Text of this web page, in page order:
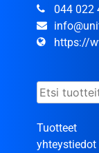
044 022
https://
Etsi:
Tuotteet
yhteystiedot